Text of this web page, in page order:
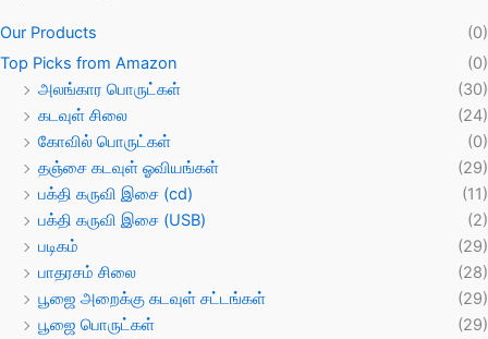
Our Products
(0)
Top Picks from Amazon
(0)
அலங்கார பொருட்கள்
(30)
கடவுள் சிலை
(24)
கோவில் பொருட்கள்
(0)
தஞ்சை கடவுள் ஓவியங்கள்
(29)
பக்தி கருவி இசை (cd)
(11)
பக்தி கருவி இசை (USB)
(2)
படிகம்
(29)
பாதரசம் சிலை
(28)
பூஜை அறைக்கு கடவுள் சட்டங்கள்
(29)
பூஜை பொருட்கள்
(29)